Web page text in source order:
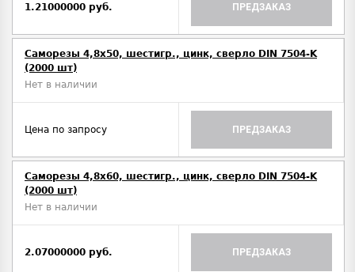
1.21000000 руб. ПРЕДЗАКАЗ
Саморезы 4,8х50, шестигр., цинк, сверло DIN 7504-K
(2000 шт)
Нет в наличии
Цена по запросу ПРЕДЗАКАЗ
Саморезы 4,8х60, шестигр., цинк, сверло DIN 7504-K
(2000 шт)
Нет в наличии
2.07000000 руб. ПРЕДЗАКАЗ